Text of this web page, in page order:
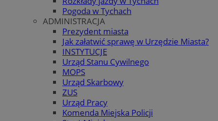
Pogoda w Tychach
ADMINISTRACJA
Prezydent miasta
Jak załatwić sprawę w Urzędzie Miasta?
INSTYTUCJE
Urząd Stanu Cywilnego
MOPS
Urząd Skarbowy
ZUS
Urząd Pracy
Komenda Miejska Policji